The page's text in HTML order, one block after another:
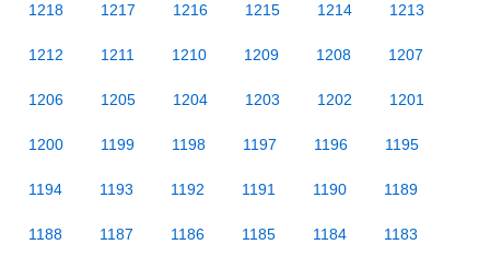
1218 1217 1216 1215 1214 1213
1212 1211 1210 1209 1208 1207
1206 1205 1204 1203 1202 1201
1200 1199 1198 1197 1196 1195
1194 1193 1192 1191 1190 1189
1188 1187 1186 1185 1184 1183